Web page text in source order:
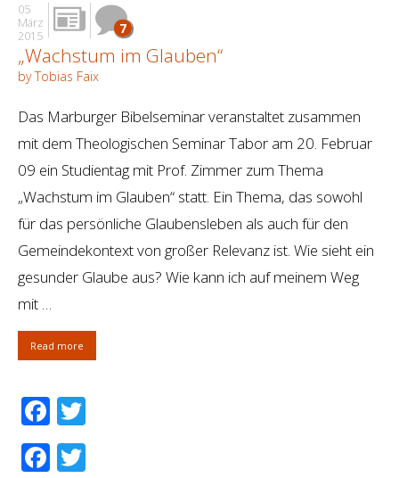
05
März
2015
7
„Wachstum im Glauben“
by Tobias Faix
Das Marburger Bibelseminar veranstaltet zusammen
mit dem Theologischen Seminar Tabor am 20. Februar
09 ein Studientag mit Prof. Zimmer zum Thema
„Wachstum im Glauben“ statt. Ein Thema, das sowohl
für das persönliche Glaubensleben als auch für den
Gemeindekontext von großer Relevanz ist. Wie sieht ein
gesunder Glaube aus? Wie kann ich auf meinem Weg
mit …
Read more
Facebook
Facebook